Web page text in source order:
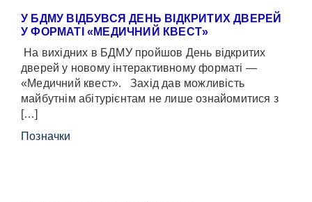
У БДМУ ВІДБУВСЯ ДЕНЬ ВІДКРИТИХ ДВЕРЕЙ
У ФОРМАТІ «МЕДИЧНИЙ КВЕСТ»
На вихідних в БДМУ пройшов День відкритих
дверей у новому інтерактивному форматі —
«Медичний квест». Захід дав можливість
майбутнім абітурієнтам не лише ознайомитися з
[…]
Позначки